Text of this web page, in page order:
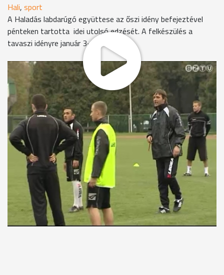
Hali, sport
A Haladás labdarúgó együttese az őszi idény befejeztével
pénteken tartotta idei utolsó edzését. A felkészülés a
tavaszi idényre január 3-án kezdődik.
A Haladás az őszi idény első két harmadában nagyon gyenge
teljesítményt nyújtva az NB I sereghajtó pozíciójában is volt.
Október második felében edzőváltás történt . A Siófok ellen
Csertői Aurél helyett már Aczél Zoltán ült a Haladás kispadján.
Az addig nyeretlen zöld-fehér gárda magabiztosan győzött
4-0-ra. Aczél irányítása alatt a csapat 4 győzelmet aratott
és 2 vereséget szenvedett el. A vezetőedző azt ígérte,
lesznek változások a keretben, de neveket egyelőre nem
említett. A tavaszi idényre való felkészülés január 3- án
kezdődik. A gárda várhatóan január végén, február elején
törökországi edzőtáborozáson vesz részt. A tervek szerint
az első tétmérkőzés - a Ferencváros elleni Liga-kupa meccs -
február 13-án lesz.